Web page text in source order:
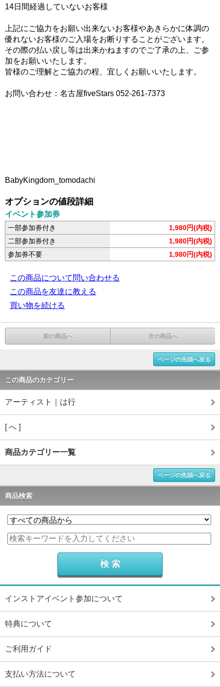
14日間経過していないお客様
上記にご協力をお願い出来ないお客様やあきらかに体調の
優れないお客様のご入場をお断りすることがございます。
その際の払い戻し等は出来かねますのでご了承の上、ご参
加をお願いいたします。
皆様のご理解とご協力の程、宜しくお願いいたします。
お問い合わせ：名古屋fiveStars 052-261-7373
BabyKingdom_tomodachi
オプションの値段詳細
イベント参加券
一部参加券付き
1,980円(内税)
二部参加券付き
1,980円(内税)
参加券不要
1,980円(内税)
この商品について問い合わせる
この商品を友達に教える
買い物を続ける
前の商品へ 次の商品へ
ページの先頭へ戻る
この商品のカテゴリー
アーティスト｜は行
[ へ ]
商品カテゴリー一覧
ページの先頭へ戻る
商品検索
インストアイベント参加について
特典について
ご利用ガイド
支払い方法について